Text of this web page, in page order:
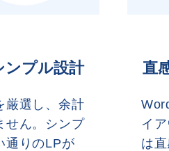
ンプル設計
厳選し、余計
せん。シンプ
通りのLPが
直
イ
は